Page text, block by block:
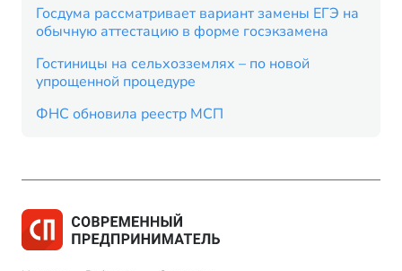
Госдума рассматривает вариант замены ЕГЭ на
обычную аттестацию в форме госэкзамена
Гостиницы на сельхозземлях – по новой
упрощенной процедуре
ФНС обновила реестр МСП